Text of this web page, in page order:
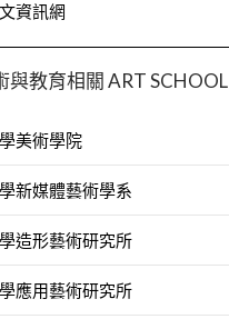
資訊網
與教育相關 ART SCHOOL
美術學院
新媒體藝術學系
造形藝術研究所
應用藝術研究所